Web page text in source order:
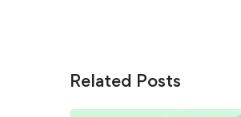
Related Posts